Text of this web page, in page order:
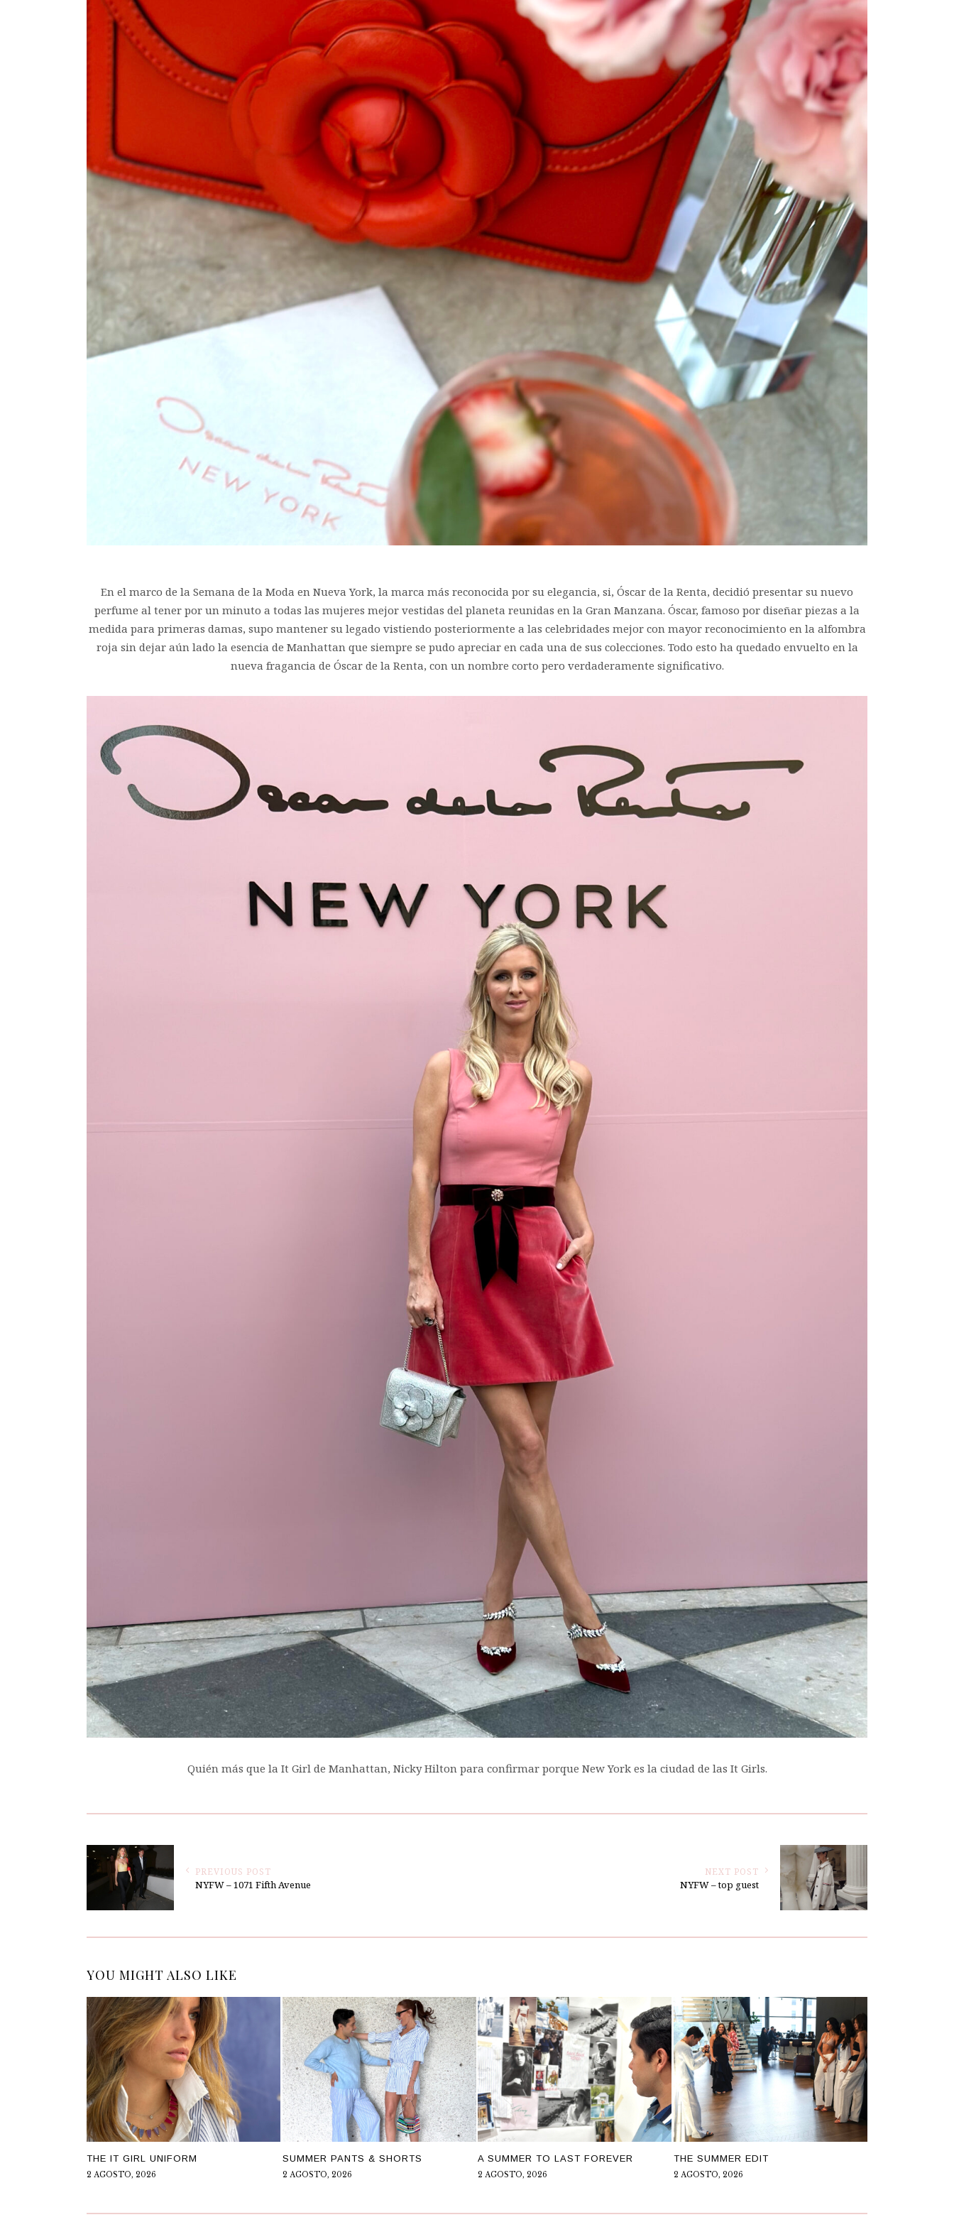
En el marco de la Semana de la Moda en Nueva York, la marca más reconocida por su elegancia, si, Óscar de la Renta, decidió presentar su nuevo
perfume al tener por un minuto a todas las mujeres mejor vestidas del planeta reunidas en la Gran Manzana. Óscar, famoso por diseñar piezas a la
medida para primeras damas, supo mantener su legado vistiendo posteriormente a las celebridades mejor con mayor reconocimiento en la alfombra
roja sin dejar aún lado la esencia de Manhattan que siempre se pudo apreciar en cada una de sus colecciones. Todo esto ha quedado envuelto en la
nueva fragancia de Óscar de la Renta, con un nombre corto pero verdaderamente significativo.
Quién más que la It Girl de Manhattan, Nicky Hilton para confirmar porque New York es la ciudad de las It Girls.
PREVIOUS POST
NYFW – 1071 Fifth Avenue
NEXT POST
NYFW – top guest
YOU MIGHT ALSO LIKE
THE IT GIRL UNIFORM
2 AGOSTO, 2026
SUMMER PANTS & SHORTS
2 AGOSTO, 2026
A SUMMER TO LAST FOREVER
2 AGOSTO, 2026
THE SUMMER EDIT
2 AGOSTO, 2026